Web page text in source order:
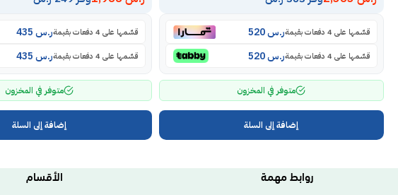
قسّمها على 4 دفعات بقيمة ر.س
قسّمها على 4 دفعات بقيمة ر.س
متوفر في المخزون
إضافة إلى السلة
قسّمها على 4 دفعات بقيمة ر.س
قسّمها على 4 دفعات بقيمة ر.س
متوفر في المخزون
إضافة إلى السلة
روابط مهمة الأقسام